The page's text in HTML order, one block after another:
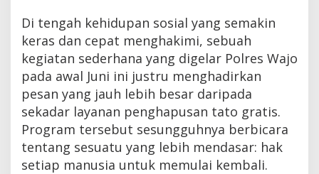
Di tengah kehidupan sosial yang semakin
keras dan cepat menghakimi, sebuah
kegiatan sederhana yang digelar Polres Wajo
pada awal Juni ini justru menghadirkan
pesan yang jauh lebih besar daripada
sekadar layanan penghapusan tato gratis.
Program tersebut sesungguhnya berbicara
tentang sesuatu yang lebih mendasar: hak
setiap manusia untuk memulai kembali.